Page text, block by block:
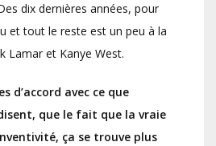
dix dernières années, pour
et tout le reste est un peu à la
Lamar et Kanye West.
d’accord avec ce que
que le fait que la vraie
ça se trouve plus